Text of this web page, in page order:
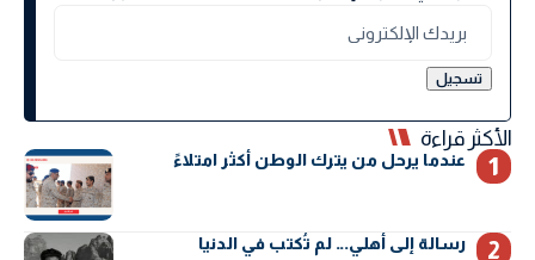
الأكثر قراءة
عندما يرحل من يترك الوطن أكثر امتلاءً
رسالة إلى أهلي… لم تُكتب في الدنيا